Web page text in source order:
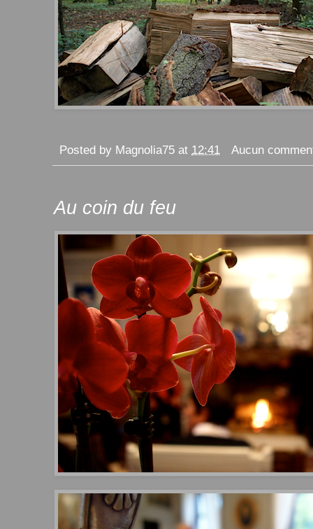
Posted by Magnolia75 at 12:41 Aucun
Au coin du feu